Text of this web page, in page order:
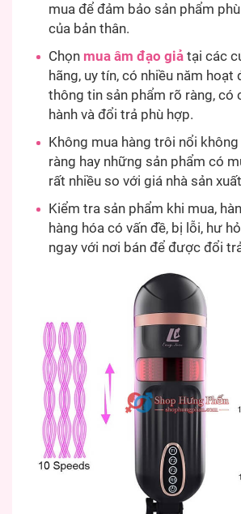
mua để đảm bảo sản phẩm
của bản thân.
Chọn mua âm đạo giả tại các
hãng, uy tín, có nhiều năm hoạt
thông tin sản phẩm rõ ràng, có
hành và đổi trả phù hợp.
Không mua hàng trôi nổi
ràng hay những sản phẩm có
rất nhiều so với giá nhà sản
Kiểm tra sản phẩm khi mua,
hàng hóa có vấn đề, bị lỗi, hư
ngay với nơi bán để được đổi